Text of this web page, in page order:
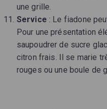
une grille.
Service : Le fiadone
Pour une présentation
saupoudrer de sucre
citron frais. Il se marie
rouges ou une boule de